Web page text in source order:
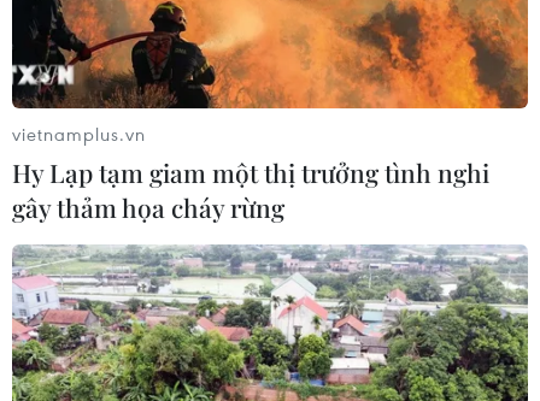
vietnamplus.vn
Hy Lạp tạm giam một thị trưởng tình nghi
gây thảm họa cháy rừng